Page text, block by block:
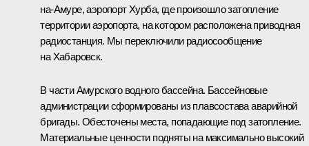
на-Амуре, аэропорт Хурба, где произошло затопление
территории аэропорта, на котором расположена приводная
радиостанция. Мы переключили радиосообщение
на Хабаровск.
В части Амурского водного бассейна. Бассейновые
администрации сформированы из плавсостава аварийной
бригады. Обесточены места, попадающие под затопление.
Материальные ценности подняты на максимально высокий